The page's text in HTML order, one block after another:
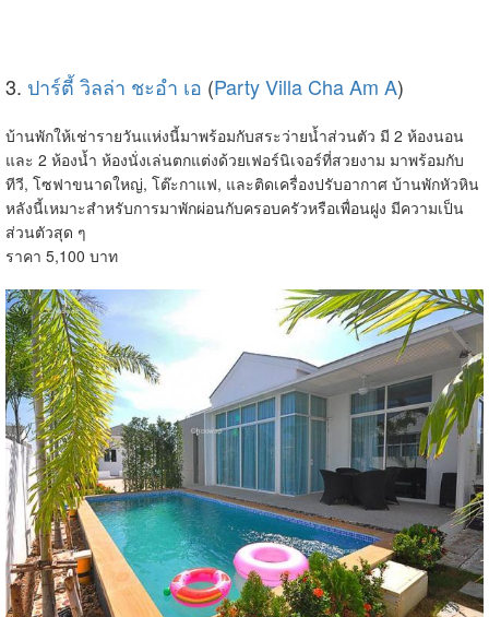
3. ปาร์ตี้ วิลล่า ชะอำ เอ (Party Villa Cha Am A)
บ้านพักให้เช่ารายวันแห่งนี้มาพร้อมกับสระว่ายน้ำส่วนตัว มี 2 ห้องนอน
และ 2 ห้องน้ำ ห้องนั่งเล่นตกแต่งด้วยเฟอร์นิเจอร์ที่สวยงาม มาพร้อมกับ
ทีวี, โซฟาขนาดใหญ่, โต๊ะกาแฟ, และติดเครื่องปรับอากาศ บ้านพักหัวหิน
หลังนี้เหมาะสำหรับการมาพักผ่อนกับครอบครัวหรือเพื่อนฝูง มีความเป็น
ส่วนตัวสุด ๆ
ราคา 5,100 บาท